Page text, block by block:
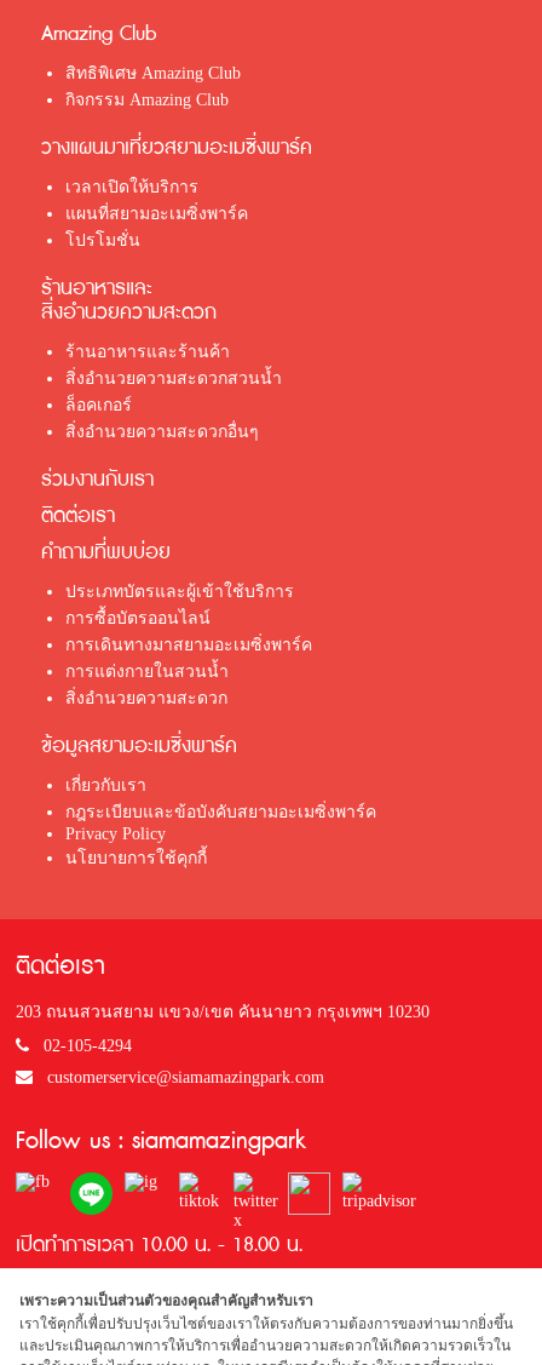
Amazing Club
สิทธิพิเศษ Amazing Club
กิจกรรม Amazing Club
วางแผนมาเที่ยวสยามอะเมซิ่งพาร์ค
เวลาเปิดให้บริการ
แผนที่สยามอะเมซิ่งพาร์ค
โปรโมชั่น
ร้านอาหารและ
สิ่งอำนวยความสะดวก
ร้านอาหารและร้านค้า
สิ่งอำนวยความสะดวกสวนน้ำ
ล็อคเกอร์
สิ่งอำนวยความสะดวกอื่นๆ
ร่วมงานกับเรา
ติดต่อเรา
คำถามที่พบบ่อย
ประเภทบัตรและผู้เข้าใช้บริการ
การซื้อบัตรออนไลน์
การเดินทางมาสยามอะเมซิ่งพาร์ค
การแต่งกายในสวนน้ำ
สิ่งอำนวยความสะดวก
ข้อมูลสยามอะเมซิ่งพาร์ค
เกี่ยวกับเรา
กฎระเบียบและข้อบังคับสยามอะเมซิ่งพาร์ค
Privacy Policy
นโยบายการใช้คุกกี้
ติดต่อเรา
203 ถนนสวนสยาม แขวง/เขต คันนายาว กรุงเทพฯ 10230
02-105-4294
customerservice@siamamazingpark.com
Follow us : siamamazingpark
เปิดทำการเวลา 10.00 น. - 18.00 น.
เพราะความเป็นส่วนตัวของคุณสำคัญสำหรับเรา
เราใช้คุกกี้เพื่อปรับปรุงเว็บไซต์ของเราให้ตรงกับความต้องการของท่านมากยิ่งขึ้น
และประเมินคุณภาพการให้บริการเพื่ออำนวยความสะดวกให้เกิดความรวดเร็วใน